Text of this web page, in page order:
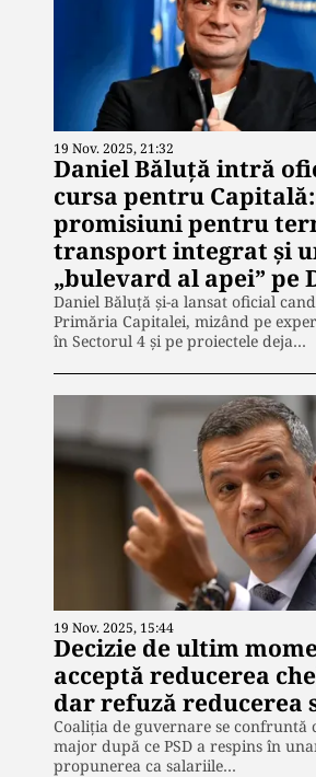
19 Nov. 2025, 21:32
Daniel Băluță intră
cursa pentru Capitală:
promisiuni pentru
transport integrat și
„bulevard al apei” pe
Daniel Băluță și-a lansat oficial
Primăria Capitalei, mizând pe
în Sectorul 4 și pe proiectele deja…
19 Nov. 2025, 15:44
Decizie de ultim
acceptă reducerea
dar refuză reducerea
Coaliția de guvernare se confruntă
major după ce PSD a respins în
propunerea ca salariile…